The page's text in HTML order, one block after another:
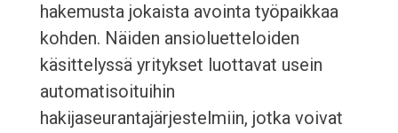
hakemusta jokaista avointa työpaikkaa
kohden. Näiden ansioluetteloiden
käsittelyssä yritykset luottavat usein
automatisoituihin
hakijaseurantajärjestelmiin, jotka voivat